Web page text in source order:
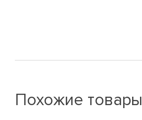
Похожие товары